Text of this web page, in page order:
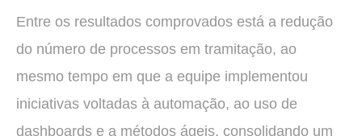
Entre os resultados comprovados está a redução
do número de processos em tramitação, ao
mesmo tempo em que a equipe implementou
iniciativas voltadas à automação, ao uso de
dashboards e a métodos ágeis, consolidando um